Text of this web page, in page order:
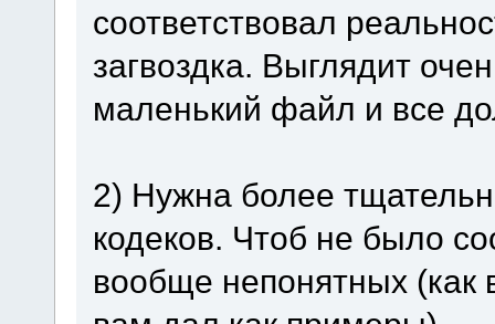
соответствовал
загвоздка. Выглядит
маленький файл и все
2) Нужна более
кодеков. Чтоб не было
вообще непонятных (как